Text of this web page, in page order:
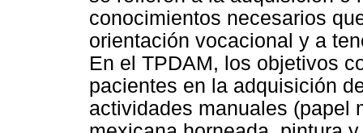
conocimientos necesarios
orientación vocacional y a
En el TPDAM, los objetivos
pacientes en la adquisición
actividades manuales (papel